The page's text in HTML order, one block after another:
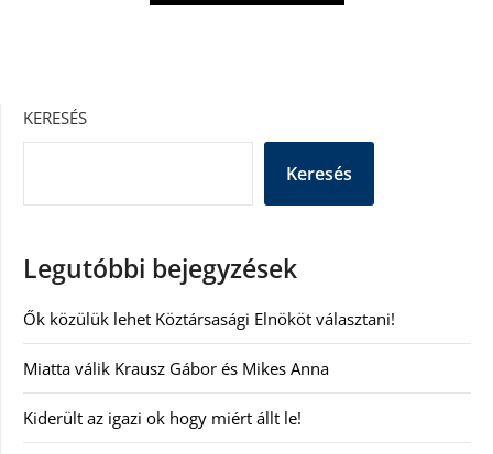
KERESÉS
Keresés
Legutóbbi bejegyzések
Ők közülük lehet Köztársasági Elnököt választani!
Miatta válik Krausz Gábor és Mikes Anna
Kiderült az igazi ok hogy miért állt le!